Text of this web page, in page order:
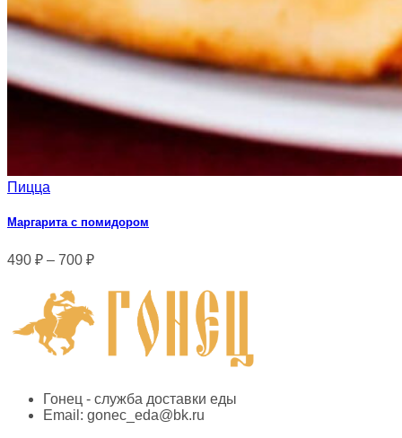
Пицца
Маргарита с помидором
490 ₽ – 700 ₽
Гонец - служба доставки еды
Email: gonec_eda@bk.ru